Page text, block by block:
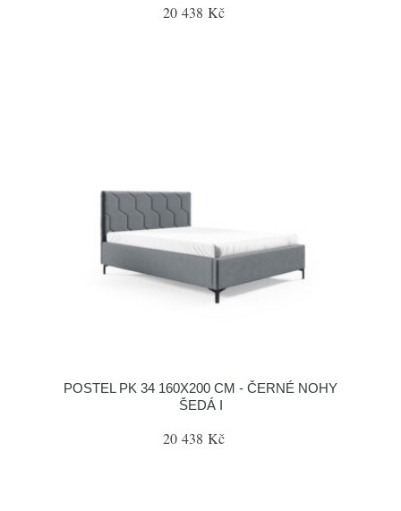
20 438 Kč
POSTEL PK 34 160X200 CM - ČERNÉ NOHY
ŠEDÁ I
20 438 Kč